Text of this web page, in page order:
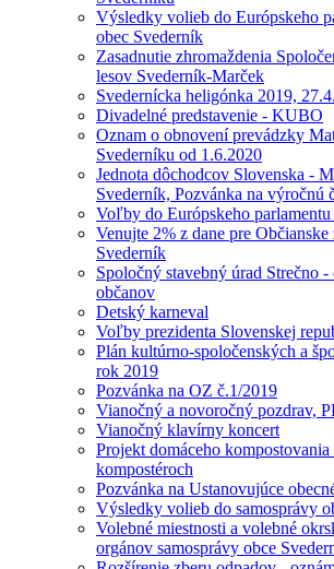
Výsledky volieb do Európskeho
obec Svederník
Zasadnutie zhromaždenia
lesov Svederník-Marček
Svedernícka heligónka 2019,
Divadelné predstavenie - KUBO
Oznam o obnovení prevádzky
Svederníku od 1.6.2020
Jednota dôchodcov Slovenska -
Svederník, Pozvánka na výročnú
Voľby do Európskeho parlamentu
Venujte 2% z dane pre Občianske
Svederník
Spoločný stavebný úrad Strečno -
občanov
Detský karneval
Voľby prezidenta Slovenskej
Plán kultúrno-spoločenských a
rok 2019
Pozvánka na OZ č.1/2019
Vianočný a novoročný pozdrav,
Vianočný klavírny koncert
Projekt domáceho
kompostéroch
Pozvánka na Ustanovujúce
Výsledky volieb do samosprávy
Volebné miestnosti a volebné
orgánov samosprávy obce